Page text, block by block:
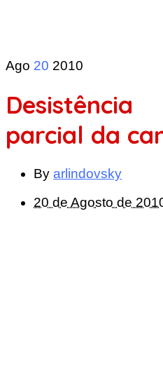
Ago 20 2010
parcial da
By arlindovsky
20 de Agosto de